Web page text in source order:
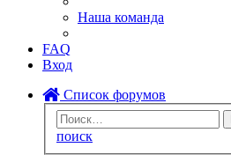
Наша команда
FAQ
Вход
Список форумов
поиск